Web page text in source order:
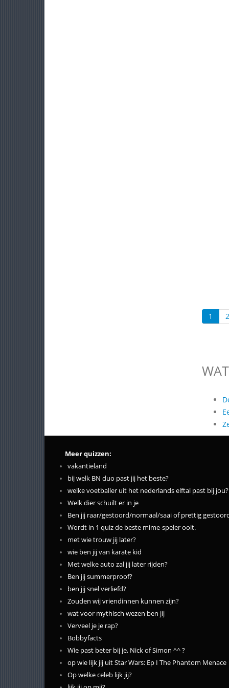
1 2
Meer quizzen:
vakantieland
bij welk BN duo past jij het beste?
welke voetballer uit het nederlands elftal past bij jou?
Welk dier schuilt er in je
Ben jij raar/gestoord/normaal/saai of prettig
Wordt in 1 quiz de beste mime-speler ooit.
met wie trouw jij later?
wie ben jij van karate kid
Met welke auto zal jij later rijden?
Ben jij summerproof?
ben jij snel verliefd?
Zouden wij vriendinnen kunnen zijn?
wat voor mythisch wezen ben jij
Verveel je je rap?
Bobbyfacts
Wie past beter bij je, Nick of Simon ^^ ?
op wie lijk jij uit Star Wars: Ep I The Phantom Menace
Op welke celeb lijk jij?